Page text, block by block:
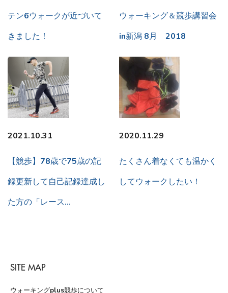
テン6ウォークが近づいて
きました！
ウォーキング＆競歩講習会
in新潟 8月 2018
2021.10.31
【競歩】78歳で75歳の記
録更新して自己記録達成し
た方の「レース…
2020.11.29
たくさん着なくても温かく
してウォークしたい！
SITE MAP
ウォーキングplus競歩について